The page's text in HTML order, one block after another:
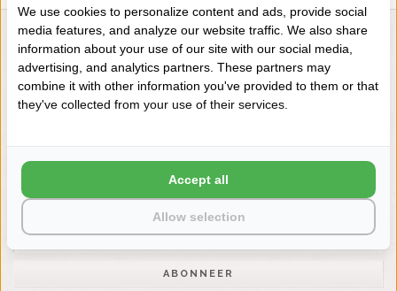
LIENSLINNENWINKEL.NL
VRAGEN? BEL DAN
+31 (0) 575 511817
Wilt u op de hoogte blijven?
Word lid van onze mailinglijst:
ABONNEER
We use cookies to personalize content and ads, provide social
media features, and analyze our website traffic. We also share
information about your use of our site with our social media,
advertising, and analytics partners. These partners may
combine it with other information you've provided to them or that
they've collected from your use of their services.
Allow selection
Accept all